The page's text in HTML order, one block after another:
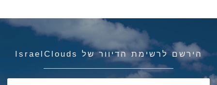
הירשם לרשימת הדיוור של IsraelClouds